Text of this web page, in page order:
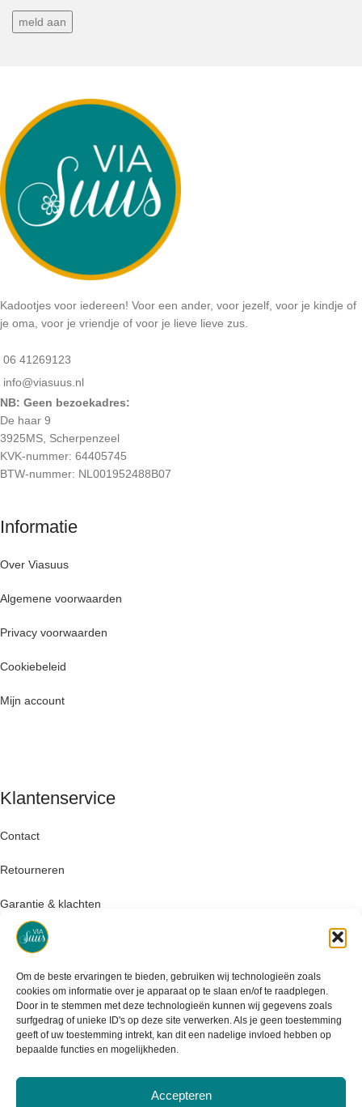
Om de beste ervaringen te bieden, gebruiken wij technologieën zoals
cookies om informatie over je apparaat op te slaan en/of te raadplegen.
Door in te stemmen met deze technologieën kunnen wij gegevens zoals
surfgedrag of unieke ID's op deze site verwerken. Als je geen toestemming
geeft of uw toestemming intrekt, kan dit een nadelige invloed hebben op
bepaalde functies en mogelijkheden.
Accepteren
Kadootjes voor iedereen! Voor een ander, voor jezelf, voor je kindje of
je oma, voor je vriendje of voor je lieve lieve zus.
06 41269123
info@viasuus.nl
NB: Geen bezoekadres:
De haar 9
3925MS, Scherpenzeel
KVK-nummer: 64405745
BTW-nummer: NL001952488B07
Informatie
Over Viasuus
Algemene voorwaarden
Privacy voorwaarden
Cookiebeleid
Mijn account
Klantenservice
Contact
Retourneren
Garantie & klachten
Levertijd & verzendkosten